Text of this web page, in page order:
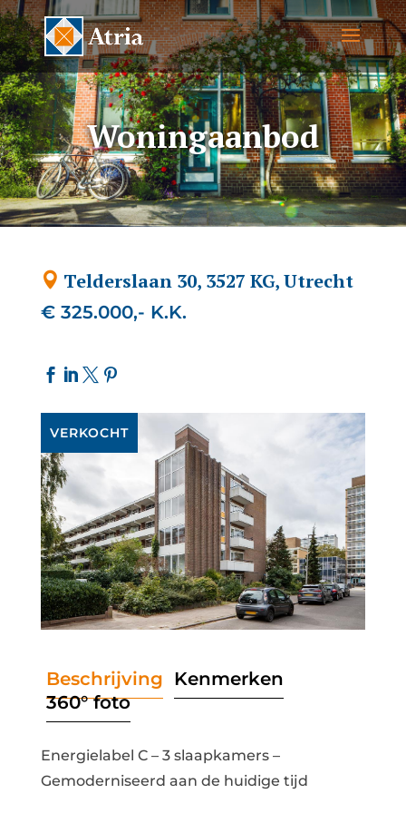
Woningaanbod
Telderslaan 30, 3527 KG, Utrecht
€ 325.000,- K.K.
VERKOCHT
Beschrijving Kenmerken
360° foto
Energielabel C – 3 slaapkamers –
Gemoderniseerd aan de huidige tijd